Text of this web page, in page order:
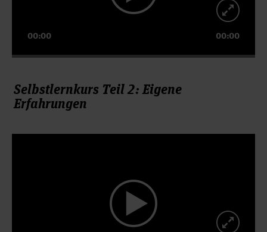
00:00 00:00
Selbstlernkurs Teil 2: Eigene
Erfahrungen